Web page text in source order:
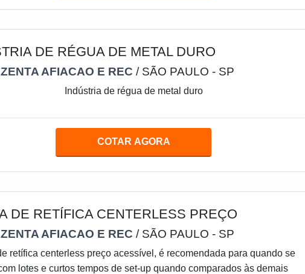
DE RÉGUA DE METAL DURO
AFIACAO E REC / SÃO PAULO - SP
Indústria de régua de metal duro
COTAR AGORA
DE RETÍFICA CENTERLESS PREÇO
AFIACAO E REC / SÃO PAULO - SP
retífica centerless preço acessível, é recomendada para quando se
lotes e curtos tempos de set-up quando comparados às demais